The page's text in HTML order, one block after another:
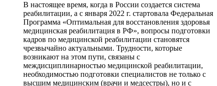
В настоящее время, когда в России создается система
реабилитации, а с января 2022 г. стартовала Федеральная
Программа «Оптимальная для восстановления здоровья
медицинская реабилитация в РФ», вопросы подготовки
кадров по медицинской реабилитации становятся
чрезвычайно актуальными. Трудности, которые
возникают на этом пути, связаны с
междисциплинарностью медицинской реабилитации,
необходимостью подготовки специалистов не только с
высшим медицинским (врачи и медсестры), но и с